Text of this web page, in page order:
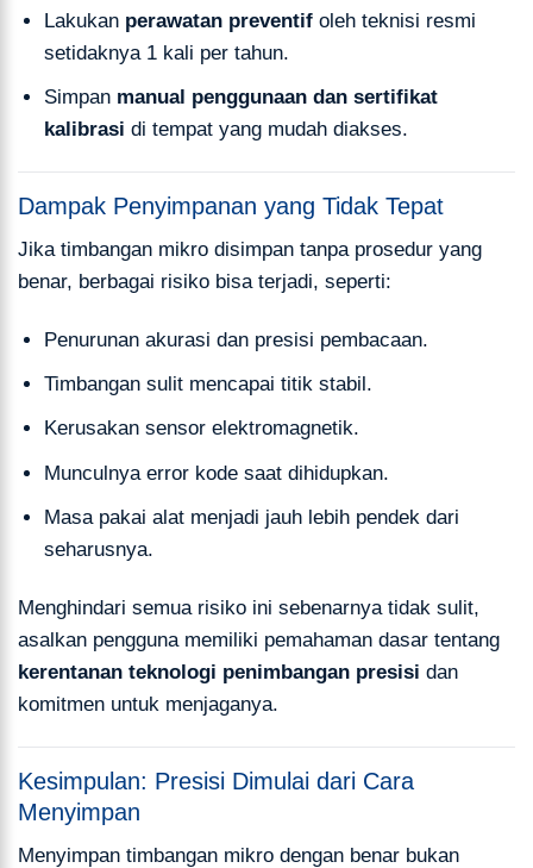
Lakukan perawatan preventif oleh teknisi resmi
setidaknya 1 kali per tahun.
Simpan manual penggunaan dan sertifikat
kalibrasi di tempat yang mudah diakses.
Dampak Penyimpanan yang Tidak Tepat
Jika timbangan mikro disimpan tanpa prosedur yang
benar, berbagai risiko bisa terjadi, seperti:
Penurunan akurasi dan presisi pembacaan.
Timbangan sulit mencapai titik stabil.
Kerusakan sensor elektromagnetik.
Munculnya error kode saat dihidupkan.
Masa pakai alat menjadi jauh lebih pendek dari
seharusnya.
Menghindari semua risiko ini sebenarnya tidak sulit,
asalkan pengguna memiliki pemahaman dasar tentang
kerentanan teknologi penimbangan presisi dan
komitmen untuk menjaganya.
Kesimpulan: Presisi Dimulai dari Cara
Menyimpan
Menyimpan timbangan mikro dengan benar bukan